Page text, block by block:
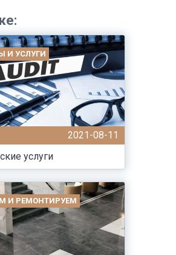
И УСЛУГИ
2021-08-11
услуги
И РЕМОНТИРУЕМ